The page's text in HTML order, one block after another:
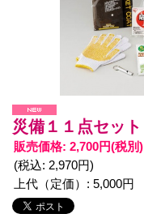
災備１１点セット
販売価格: 2,700円(税別)
(税込: 2,970円)
上代（定価） : 5,000円